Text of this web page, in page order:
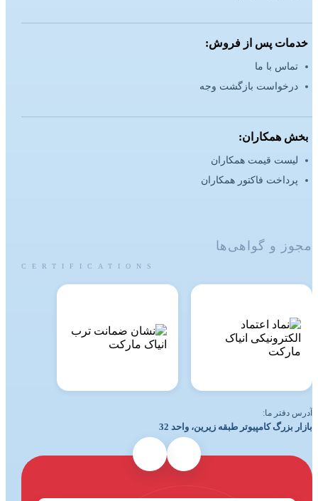
خدمات پس از فروش:
تماس با ما
درخواست بازگشت وجه
بخش همکاران:
لیست قیمت همکاران
پرداخت فاکتور همکاران
مجوز و گواهی‌ها
CERTIFICATIONS
آدرس دفتر ما:
بازار بزرگ کامپیوتر طبقه زیرین، واحد 32